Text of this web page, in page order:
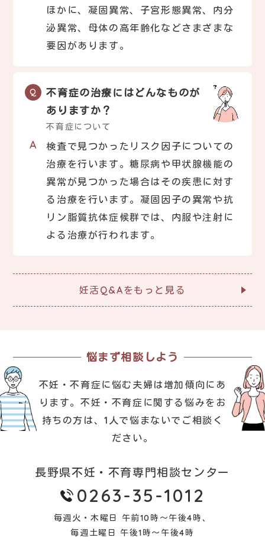
ほかに、凝固異常、子宮形態異常、内分
泌異常、母体の高年齢化などさまざまな
要因があります。
不育症の治療にはどんなものが
ありますか？
不育症について
検査で見つかったリスク因子についての
治療を行います。糖尿病や甲状腺機能の
異常が見つかった場合はその疾患に対す
る治療を行います。凝固因子の異常や抗
リン脂質抗体症候群では、内服や注射に
よる治療が行われます。
妊活Q&Aをもっと見る
悩まず相談しよう
不妊・不育症に悩む夫婦は増加傾向にあ
ります。 不妊・不育症に関する悩みをお
持ちの方は、1人で悩まないでご相談く
ださい。
長野県不妊・不育専門相談センター
0263-35-1012
毎週火・木曜日 午前10時～午後4時、
毎週土曜日 午後1時～午後4時